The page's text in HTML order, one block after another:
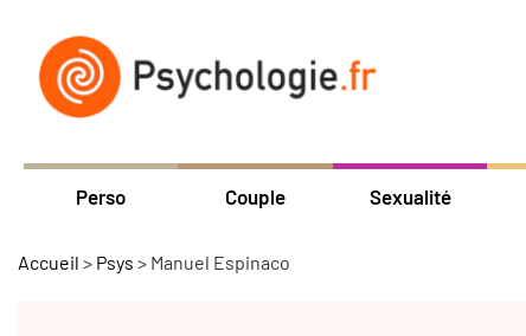
Perso Couple Sexualité
Accueil > Psys > Manuel Espinaco